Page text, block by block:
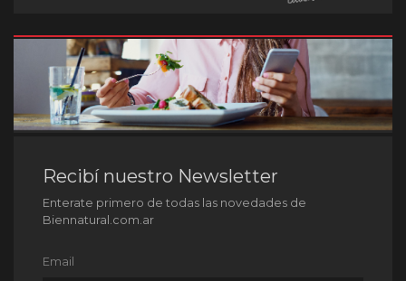
Recibí nuestro Newsletter
Enterate primero de todas las novedades de
Biennatural.com.ar
Email